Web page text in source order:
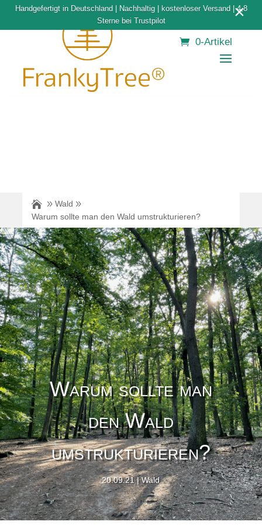
Handgefertigt in Deutschland | Nachhaltig | kostenloser Versand | 4,8
Sterne bei Trustpilot
×
0-Artikel
Wald
Warum sollte man den Wald umstrukturieren?
Warum sollte man
den Wald
umstrukturieren?
20.09.21 Wald